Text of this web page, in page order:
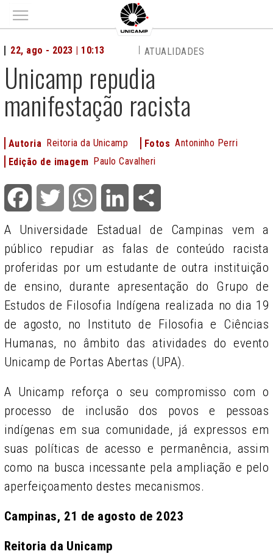
Main menu
Unicamp repudia
manifestação racista
22, ago - 2023 | 10:13 ATUALIDADES
Autoria Reitoria da Unicamp Fotos Antoninho Perri
Edição de imagem Paulo Cavalheri
Facebook Twitter WhatsApp LinkedIn
A Universidade Estadual de Campinas vem a
público repudiar as falas de conteúdo racista
proferidas por um estudante de outra instituição
de ensino, durante apresentação do Grupo de
Estudos de Filosofia Indígena realizada no dia 19
de agosto, no Instituto de Filosofia e Ciências
Humanas, no âmbito das atividades do evento
Unicamp de Portas Abertas (UPA).
A Unicamp reforça o seu compromisso com o
processo de inclusão dos povos e pessoas
indígenas em sua comunidade, já expressos em
suas políticas de acesso e permanência, assim
como na busca incessante pela ampliação e pelo
aperfeiçoamento destes mecanismos.
Campinas, 21 de agosto de 2023
Reitoria da Unicamp